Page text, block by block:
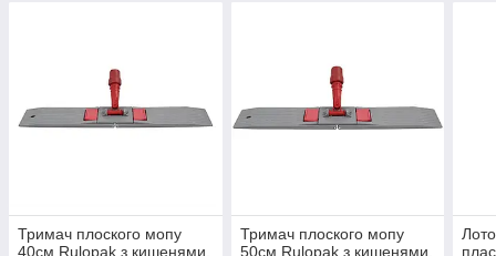
Тримач плоского мопу
40см Rulopak з кишенями,
Тримач плоского мопу
50см Rulopak з кишенями,